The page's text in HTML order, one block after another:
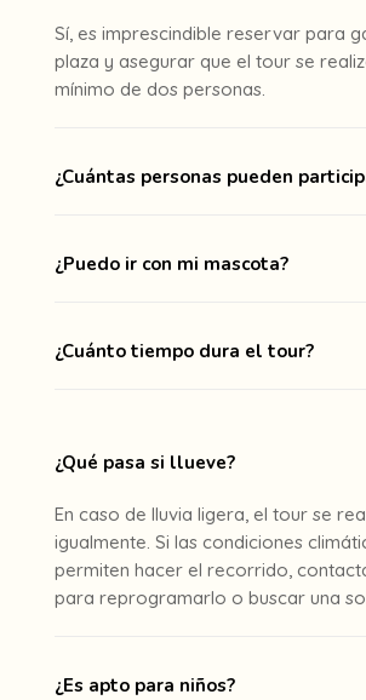
Sí, es imprescindible reservar para
plaza y asegurar que el tour se
mínimo de dos personas.
¿Cuántas personas pueden
¿Puedo ir con mi mascota?
¿Cuánto tiempo dura el tour?
¿Qué pasa si llueve?
En caso de lluvia ligera, el tour se
igualmente. Si las condiciones
permiten hacer el recorrido,
para reprogramarlo o buscar una
¿Es apto para niños?